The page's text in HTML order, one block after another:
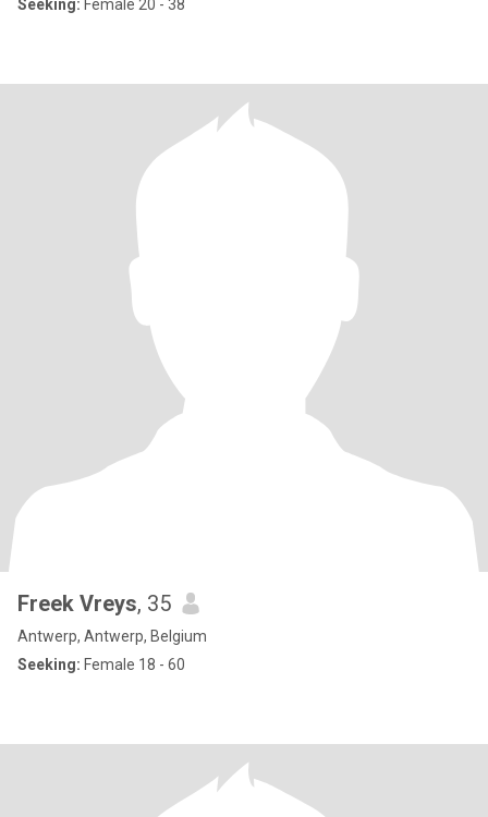
Seeking: Female 20 - 38
Freek Vreys, 35
Antwerp, Antwerp, Belgium
Seeking: Female 18 - 60